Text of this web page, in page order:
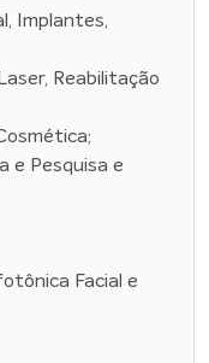
Implantes,
Reabilitação
e Pesquisa e
Facial e